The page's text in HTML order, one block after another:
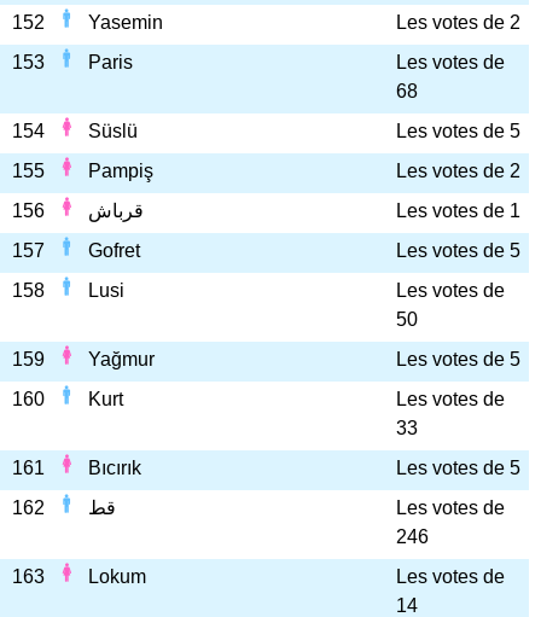
152
Yasemin
Les votes de 2
153
Paris
Les votes de
68
154
Süslü
Les votes de 5
155
Pampiş
Les votes de 2
156
قرباش
Les votes de 1
157
Gofret
Les votes de 5
158
Lusi
Les votes de
50
159
Yağmur
Les votes de 5
160
Kurt
Les votes de
33
161
Bıcırık
Les votes de 5
162
قط
Les votes de
246
163
Lokum
Les votes de
14